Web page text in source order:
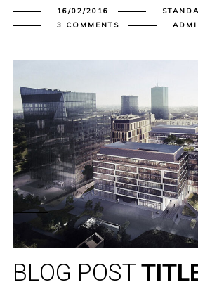
16/02/2016
3 COMMENTS
BLOG POST